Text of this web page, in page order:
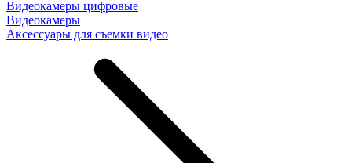
Видеокамеры цифровые
Видеокамеры
Аксессуары для съемки видео